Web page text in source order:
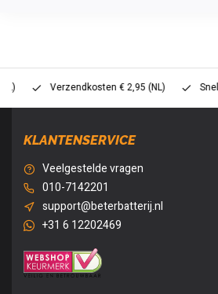
Verzendkosten € 2,95 (NL) Snelle
KLANTENSERVICE
Veelgestelde vragen
010-7142201
support@beterbatterij.nl
+31 6 12202469